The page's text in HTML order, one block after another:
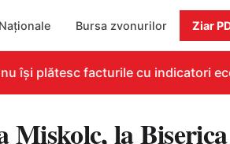
Naționale Bursa zvonurilor Ziar
își plătesc facturile cu indicatori
Miskolc, la